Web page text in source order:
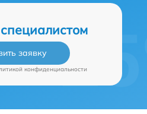
заявку
конфиденциальности